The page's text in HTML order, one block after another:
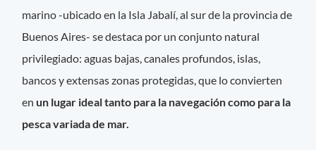
marino -ubicado en la Isla Jabalí, al sur de la provincia de
Buenos Aires- se destaca por un conjunto natural
privilegiado: aguas bajas, canales profundos, islas,
bancos y extensas zonas protegidas, que lo convierten
en un lugar ideal tanto para la navegación como para la
pesca variada de mar.